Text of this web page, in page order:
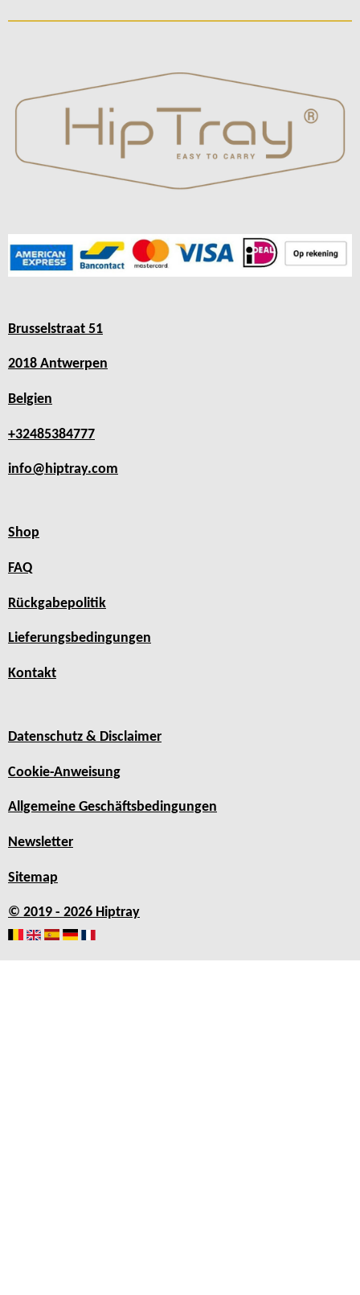
Brusselstraat 51
2018 Antwerpen
Belgien
+32485384777
info@hiptray.com
Shop
FAQ
Rückgabepolitik
Lieferungsbedingungen
Kontakt
Datenschutz & Disclaimer
Cookie-Anweisung
Allgemeine Geschäftsbedingungen
Newsletter
Sitemap
© 2019 - 2026 Hiptray